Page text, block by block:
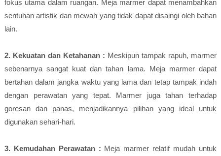
fokus utama dalam ruangan. Meja marmer dapat menambahkan
sentuhan artistik dan mewah yang tidak dapat disaingi oleh bahan
lain.
2. Kekuatan dan Ketahanan : Meskipun tampak rapuh, marmer
sebenarnya sangat kuat dan tahan lama. Meja marmer dapat
bertahan dalam jangka waktu yang lama dan tetap tampak indah
dengan perawatan yang tepat. Marmer juga tahan terhadap
goresan dan panas, menjadikannya pilihan yang ideal untuk
digunakan sehari-hari.
3. Kemudahan Perawatan : Meja marmer relatif mudah untuk